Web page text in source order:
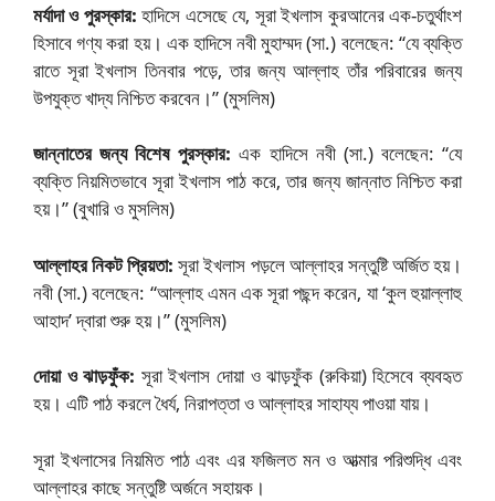
মর্যাদা ও পুরস্কার:হাদিসে এসেছে যে, সূরা ইখলাস কুরআনের এক-চতুর্থাংশ
হিসাবে গণ্য করা হয়। এক হাদিসে নবী মুহাম্মদ (সা.) বলেছেন: “যে ব্যক্তি
রাতে সূরা ইখলাস তিনবার পড়ে, তার জন্য আল্লাহ তাঁর পরিবারের জন্য
উপযুক্ত খাদ্য নিশ্চিত করবেন।” (মুসলিম)
জান্নাতের জন্য বিশেষ পুরস্কার:এক হাদিসে নবী (সা.) বলেছেন: “যে
ব্যক্তি নিয়মিতভাবে সূরা ইখলাস পাঠ করে, তার জন্য জান্নাত নিশ্চিত করা
হয়।” (বুখারি ও মুসলিম)
আল্লাহর নিকট প্রিয়তা:সূরা ইখলাস পড়লে আল্লাহর সন্তুষ্টি অর্জিত হয়।
নবী (সা.) বলেছেন: “আল্লাহ এমন এক সূরা পছন্দ করেন, যা ‘কুল হুয়াল্লাহু
আহাদ’ দ্বারা শুরু হয়।” (মুসলিম)
দোয়া ও ঝাড়ফুঁক: সূরা ইখলাস দোয়া ও ঝাড়ফুঁক (রুকিয়া) হিসেবে ব্যবহৃত
হয়। এটি পাঠ করলে ধৈর্য, নিরাপত্তা ও আল্লাহর সাহায্য পাওয়া যায়।
সূরা ইখলাসের নিয়মিত পাঠ এবং এর ফজিলত মন ও আত্মার পরিশুদ্ধি এবং
আল্লাহর কাছে সন্তুষ্টি অর্জনে সহায়ক।